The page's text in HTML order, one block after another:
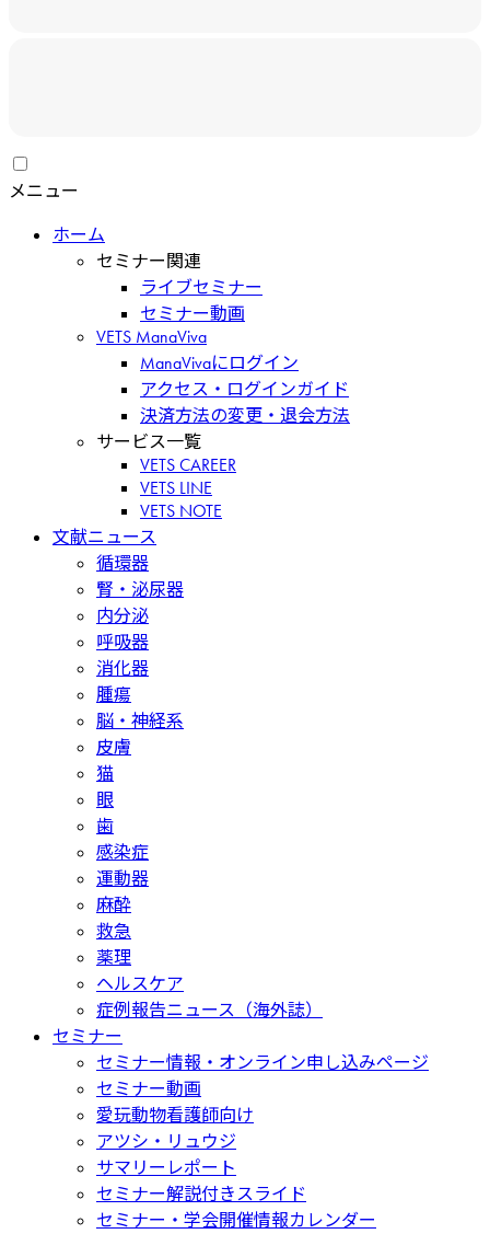
メニュー
ホーム
セミナー関連
ライブセミナー
セミナー動画
VETS ManaViva
ManaVivaにログイン
アクセス・ログインガイド
決済方法の変更・退会方法
サービス一覧
VETS CAREER
VETS LINE
VETS NOTE
文献ニュース
循環器
腎・泌尿器
内分泌
呼吸器
消化器
腫瘍
脳・神経系
皮膚
猫
眼
歯
感染症
運動器
麻酔
救急
薬理
ヘルスケア
症例報告ニュース（海外誌）
セミナー
セミナー情報・オンライン申し込みページ
セミナー動画
愛玩動物看護師向け
アツシ・リュウジ
サマリーレポート
セミナー解説付きスライド
セミナー・学会開催情報カレンダー